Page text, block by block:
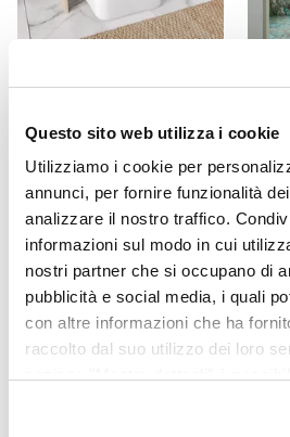
Questo sito web utilizza i cookie
Utilizziamo i cookie per
annunci, per fornire funzionalità
analizzare il nostro traffico.
informazioni sul modo in cui
nostri partner che si occupano di
pubblicità e social media, i quali
con altre informazioni che ha
raccolto dal suo utilizzo dei loro
momento. Per maggiori
CODICE:PB-BEC
bambù ecrù
€ 17,90
h cm
€